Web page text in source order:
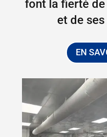
font la fierté
et de
EN